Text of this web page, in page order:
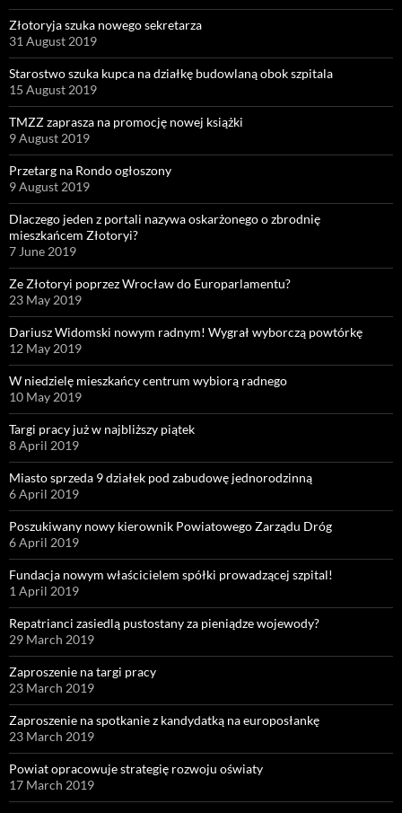
Złotoryja szuka nowego sekretarza
31 August 2019
Starostwo szuka kupca na działkę budowlaną obok szpitala
15 August 2019
TMZZ zaprasza na promocję nowej książki
9 August 2019
Przetarg na Rondo ogłoszony
9 August 2019
Dlaczego jeden z portali nazywa oskarżonego o zbrodnię
mieszkańcem Złotoryi?
7 June 2019
Ze Złotoryi poprzez Wrocław do Europarlamentu?
23 May 2019
Dariusz Widomski nowym radnym! Wygrał wyborczą powtórkę
12 May 2019
W niedzielę mieszkańcy centrum wybiorą radnego
10 May 2019
Targi pracy już w najbliższy piątek
8 April 2019
Miasto sprzeda 9 działek pod zabudowę jednorodzinną
6 April 2019
Poszukiwany nowy kierownik Powiatowego Zarządu Dróg
6 April 2019
Fundacja nowym właścicielem spółki prowadzącej szpital!
1 April 2019
Repatrianci zasiedlą pustostany za pieniądze wojewody?
29 March 2019
Zaproszenie na targi pracy
23 March 2019
Zaproszenie na spotkanie z kandydatką na europosłankę
23 March 2019
Powiat opracowuje strategię rozwoju oświaty
17 March 2019